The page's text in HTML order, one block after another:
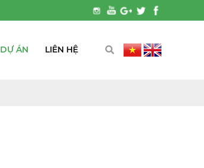
DỰ ÁN LIÊN HỆ